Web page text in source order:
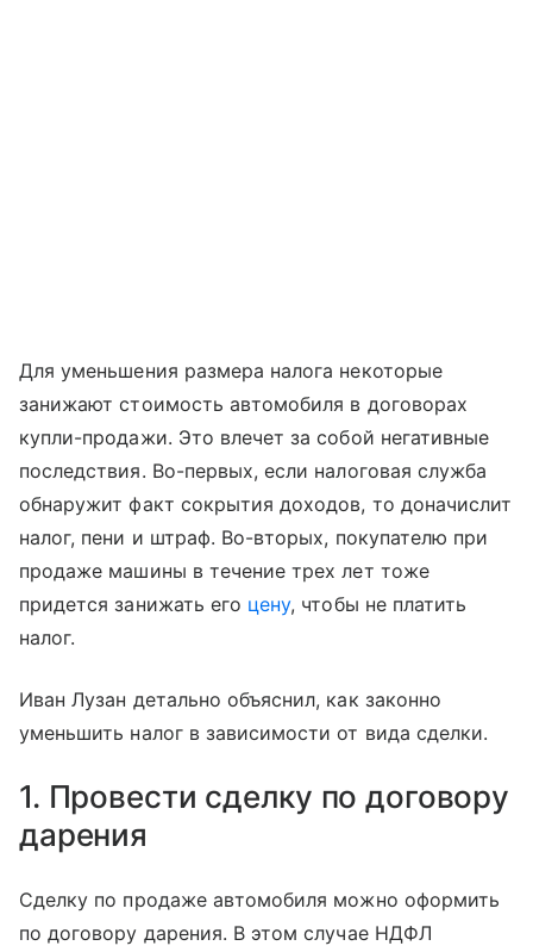
Для уменьшения размера налога некоторые
занижают стоимость автомобиля в договорах
купли-продажи. Это влечет за собой негативные
последствия. Во-первых, если налоговая служба
обнаружит факт сокрытия доходов, то доначислит
налог, пени и штраф. Во-вторых, покупателю при
продаже машины в течение трех лет тоже
придется занижать его цену, чтобы не платить
налог.
Иван Лузан детально объяснил, как законно
уменьшить налог в зависимости от вида сделки.
1. Провести сделку по договору
дарения
Сделку по продаже автомобиля можно оформить
по договору дарения. В этом случае НДФЛ